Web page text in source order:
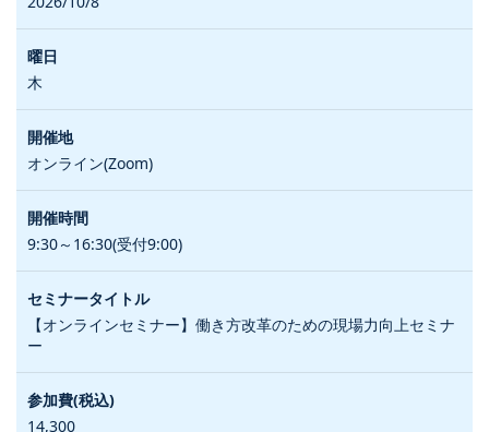
木
オンライン(Zoom)
9:30～16:30(受付9:00)
【オンラインセミナー】働き方改革のための現場力向上セミナ
ー
14,300